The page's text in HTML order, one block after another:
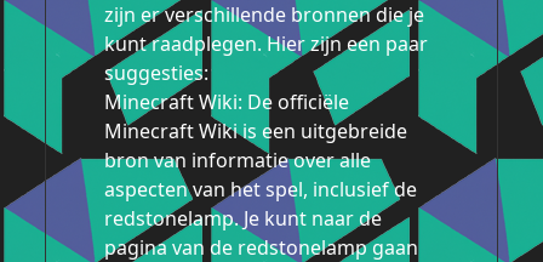
zijn er verschillende bronnen die je
kunt raadplegen. Hier zijn een paar
suggesties:
Minecraft Wiki: De officiële
Minecraft Wiki is een uitgebreide
bron van informatie over alle
aspecten van het spel, inclusief de
redstonelamp. Je kunt naar de
pagina van de redstonelamp gaan